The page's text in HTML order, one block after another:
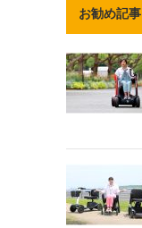
お勧め記事